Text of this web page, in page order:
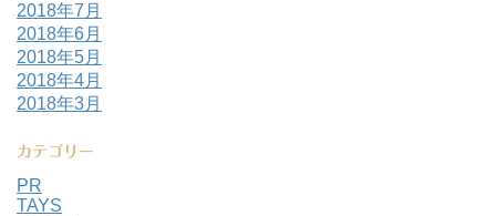
2018年7月
2018年6月
2018年5月
2018年4月
2018年3月
カテゴリー
PR
TAYS